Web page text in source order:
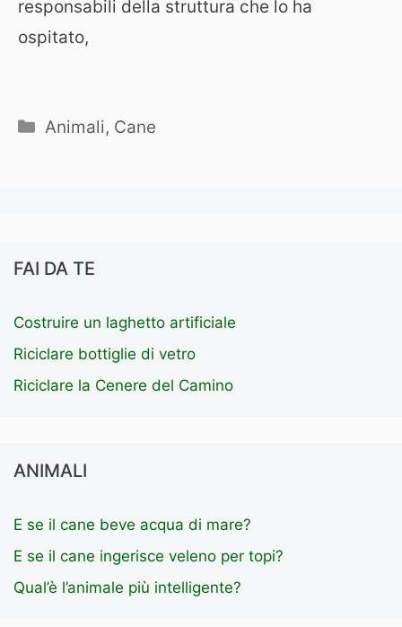
responsabili della struttura che lo ha
ospitato,
Categorie
Animali, Cane
FAI DA TE
Costruire un laghetto artificiale
Riciclare bottiglie di vetro
Riciclare la Cenere del Camino
ANIMALI
E se il cane beve acqua di mare?
E se il cane ingerisce veleno per topi?
Qual’è l’animale più intelligente?